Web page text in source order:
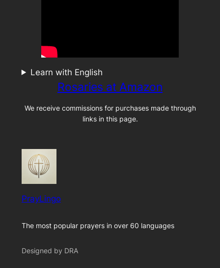
Learn with English
Rosaries at Amazon
We receive commissions for purchases made through
links in this page.
PrayLingo
The most popular prayers in over 60 languages
Designed by DRA